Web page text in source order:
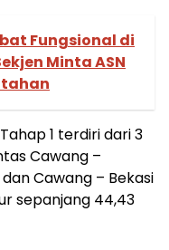
Fungsional di
Minta ASN
1 terdiri dari 3
Cawang –
Cawang – Bekasi
sepanjang 44,43